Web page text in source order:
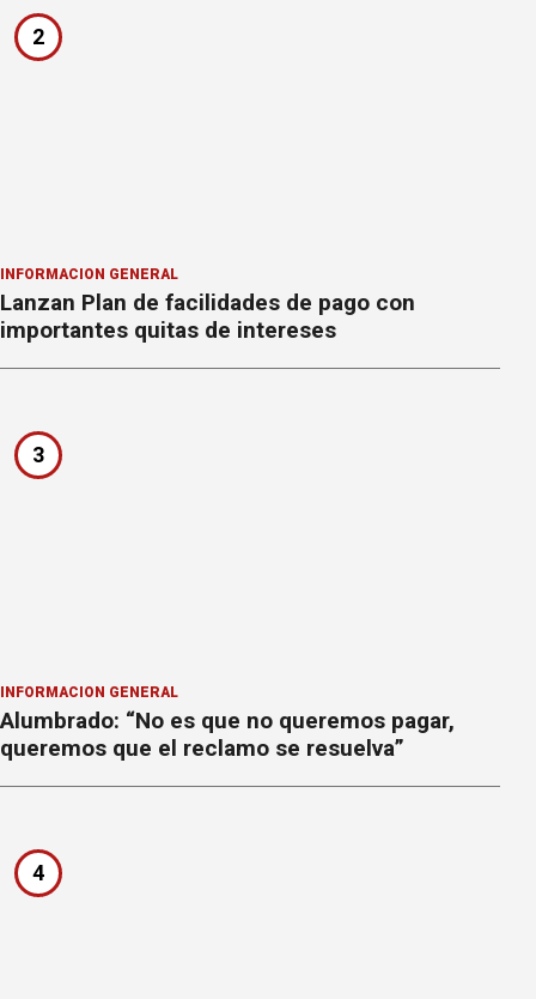
2
INFORMACION GENERAL
Lanzan Plan de facilidades de pago con
importantes quitas de intereses
3
INFORMACION GENERAL
Alumbrado: “No es que no queremos pagar,
queremos que el reclamo se resuelva”
4